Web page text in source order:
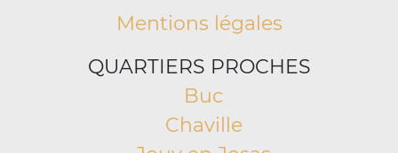
Mentions légales
QUARTIERS PROCHES
Buc
Chaville